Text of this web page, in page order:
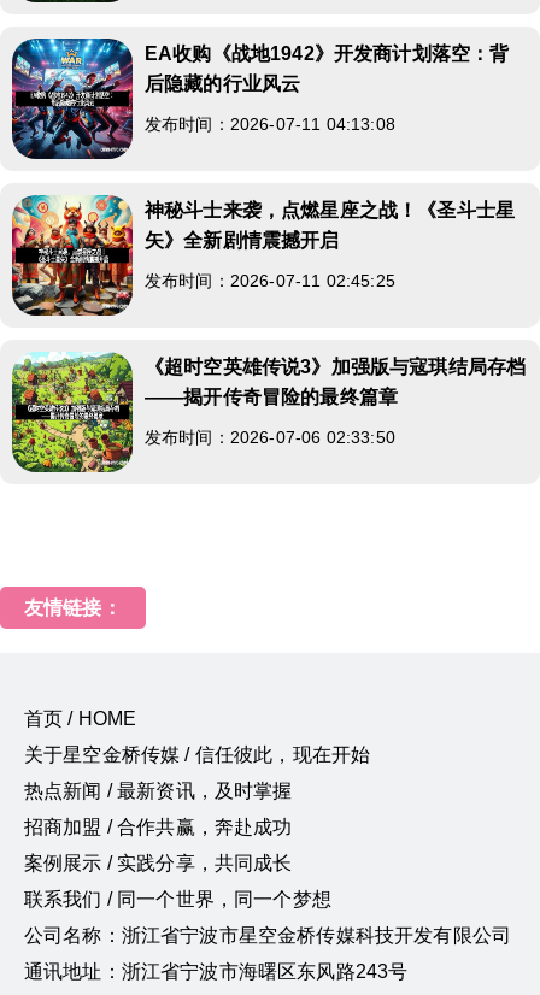
EA收购《战地1942》开发商计划落空：背
后隐藏的行业风云
发布时间：2026-07-11 04:13:08
神秘斗士来袭，点燃星座之战！《圣斗士星
矢》全新剧情震撼开启
发布时间：2026-07-11 02:45:25
《超时空英雄传说3》加强版与寇琪结局存档
——揭开传奇冒险的最终篇章
发布时间：2026-07-06 02:33:50
友情链接：
首页 / HOME
关于星空金桥传媒 / 信任彼此，现在开始
热点新闻 / 最新资讯，及时掌握
招商加盟 / 合作共赢，奔赴成功
案例展示 / 实践分享，共同成长
联系我们 / 同一个世界，同一个梦想
公司名称：浙江省宁波市星空金桥传媒科技开发有限公司
通讯地址：浙江省宁波市海曙区东风路243号